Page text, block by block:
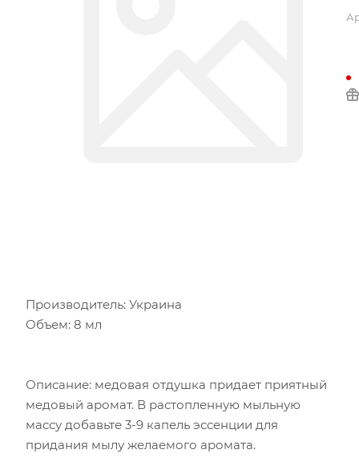
Производитель: Украина
Объем: 8 мл
Описание: медовая отдушка придает приятный
медовый аромат. В растопленную мыльную
массу добавьте 3-9 капель эссенции для
придания мылу желаемого аромата.